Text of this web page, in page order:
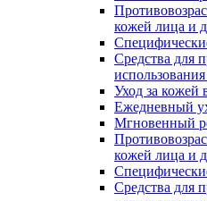
кожей лица и
Средства для
Уход за кожей
Ежедневный
Мгновенный
кожей лица и
Средства для